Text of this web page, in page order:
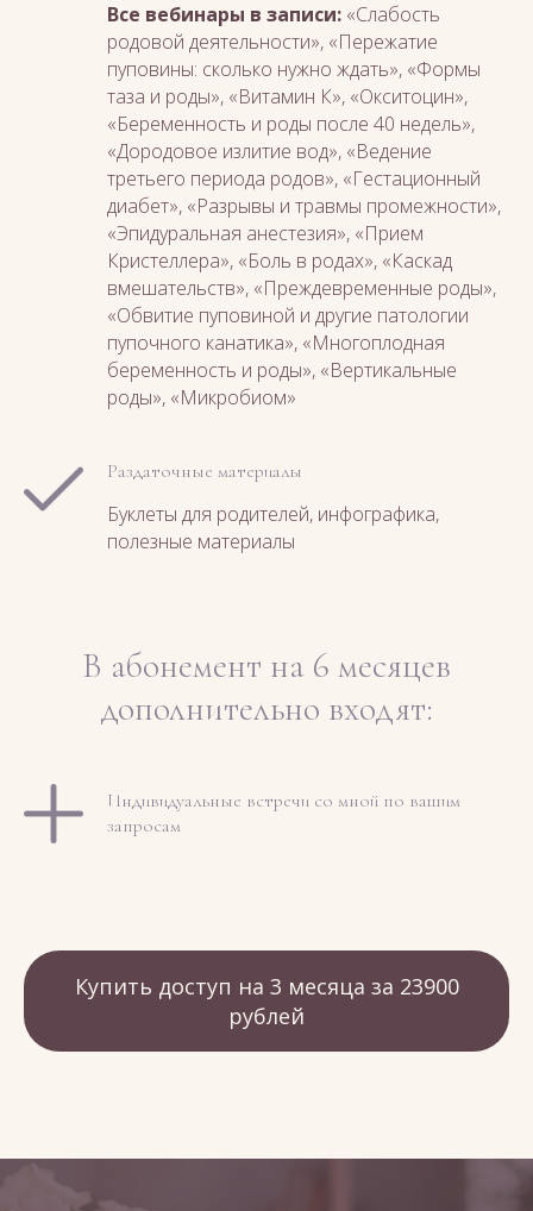
Все вебинары в записи: «Слабость
родовой деятельности», «Пережатие
пуповины: сколько нужно ждать», «Формы
таза и роды», «Витамин К», «Окситоцин»,
«Беременность и роды после 40 недель»,
«Дородовое излитие вод», «Ведение
третьего периода родов», «Гестационный
диабет», «Разрывы и травмы промежности»,
«Эпидуральная анестезия», «Прием
Кристеллера», «Боль в родах», «Каскад
вмешательств», «Преждевременные роды»,
«Обвитие пуповиной и другие патологии
пупочного канатика», «Многоплодная
беременность и роды», «Вертикальные
роды», «Микробиом»
Раздаточные материалы
Буклеты для родителей, инфографика,
полезные материалы
В абонемент на 6 месяцев
дополнительно входят:
Индивидуальные встречи со мной по вашим
запросам
Купить доступ на 3 месяца за 23900
рублей